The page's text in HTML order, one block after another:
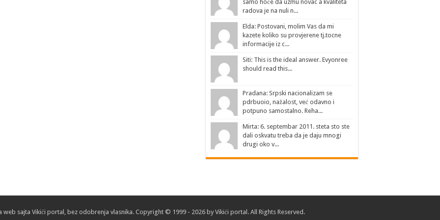
samo hoće da uzmu novac a kvaliteta
radova je na nuli n...
Elda: Postovani, molim Vas da mi
kazete koliko su provjerene tj.tocne
informacije iz c...
Siti: This is the ideal answer. Evyonree
should read this...
Pradana: Srpski nacionalizam se
pdrbuoio, nažalost, već odavno i
potpuno samostalno. Reha...
Mirta: 6. septembar 2011. steta sto ste
dali oskvatu treba da je daju mnogi
drugi oko v...
web sajta Vikići portal , bez odobrenja vlasnika. Copyright © 1999 - 2026 by Vikići portal. All Rights Reserved.